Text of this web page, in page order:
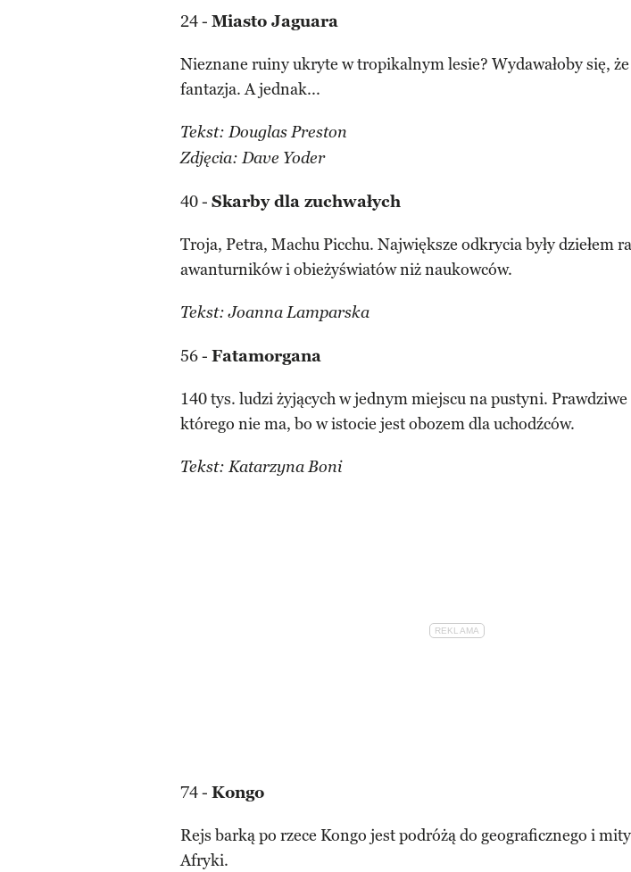
24 - Miasto Jaguara
Nieznane ruiny ukryte w tropikalnym lesie? Wydawałoby się,
fantazja. A jednak...
Tekst: Douglas Preston
Zdjęcia: Dave Yoder
40 - Skarby dla zuchwałych
Troja, Petra, Machu Picchu. Największe odkrycia były dziełem
awanturników i obieżyświatów niż naukowców.
Tekst: Joanna Lamparska
56 - Fatamorgana
140 tys. ludzi żyjących w jednym miejscu na pustyni.
którego nie ma, bo w istocie jest obozem dla uchodźców.
Tekst: Katarzyna Boni
74 - Kongo
Rejs barką po rzece Kongo jest podróżą do geograficznego i
Afryki.